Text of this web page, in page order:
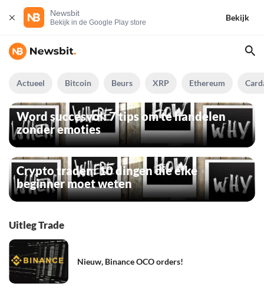
Newsbit
Bekijk in de Google Play store
Bekijk
Actueel Bitcoin Beurs XRP Ethereum
Word succesvol: 7 tips om te handelen
zonder emoties
Crypto traden: 10 dingen die elke
beginner moet weten
Uitleg Trade
Nieuw, Binance OCO orders!